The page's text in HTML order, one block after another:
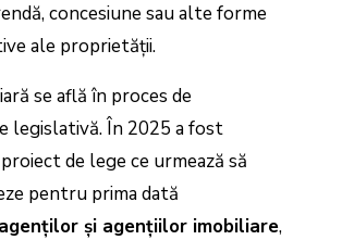
concesiune sau alte forme
ale proprietății.
se află în proces de
legislativă. În 2025 a fost
de lege ce urmează să
pentru prima dată
agenților și agențiilor imobiliare,